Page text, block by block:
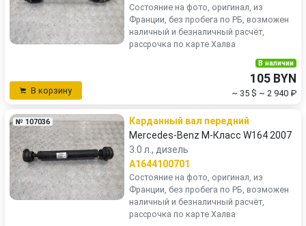
Состояние на фото, оригинал, из
Франции, без пробега по РБ, возможен
наличный и безналичный расчёт,
рассрочка по карте Халва
В корзину
В наличии
105 BYN
~ 35 $ ~ 2 940 ₽
№ 107036
Карданный вал передний
Mercedes-Benz M-Класс W164 2007
3.0 л., дизель
A1644100701
Состояние на фото, оригинал, из
Франции, без пробега по РБ, возможен
наличный и безналичный расчёт,
рассрочка по карте Халва